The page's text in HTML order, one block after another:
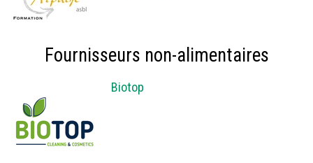
Fournisseurs non-alimentaires
Biotop